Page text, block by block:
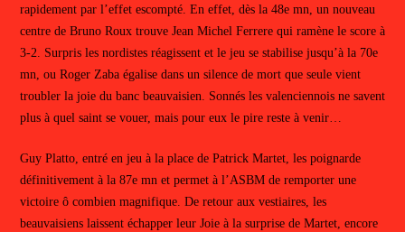
rapidement par l’effet escompté. En effet, dès la 48e mn, un nouveau
centre de Bruno Roux trouve Jean Michel Ferrere qui ramène le score à
3-2. Surpris les nordistes réagissent et le jeu se stabilise jusqu’à la 70e
mn, ou Roger Zaba égalise dans un silence de mort que seule vient
troubler la joie du banc beauvaisien. Sonnés les valenciennois ne savent
plus à quel saint se vouer, mais pour eux le pire reste à venir…
Guy Platto, entré en jeu à la place de Patrick Martet, les poignarde
définitivement à la 87e mn et permet à l’ASBM de remporter une
victoire ô combien magnifique. De retour aux vestiaires, les
beauvaisiens laissent échapper leur Joie à la surprise de Martet, encore